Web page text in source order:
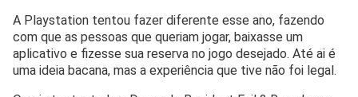
A Playstation tentou fazer diferente esse ano, fazendo
com que as pessoas que queriam jogar, baixasse um
aplicativo e fizesse sua reserva no jogo desejado. Até ai é
uma ideia bacana, mas a experiência que tive não foi legal.